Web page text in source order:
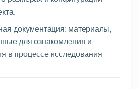
документация: материалы,
для ознакомления и
в процессе исследования.